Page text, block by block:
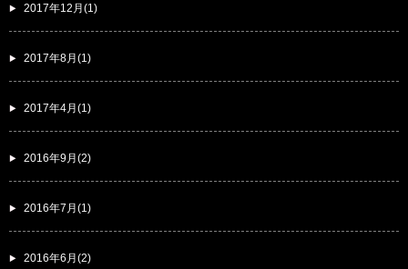
2017年12月(1)
2017年8月(1)
2017年4月(1)
2016年9月(2)
2016年7月(1)
2016年6月(2)